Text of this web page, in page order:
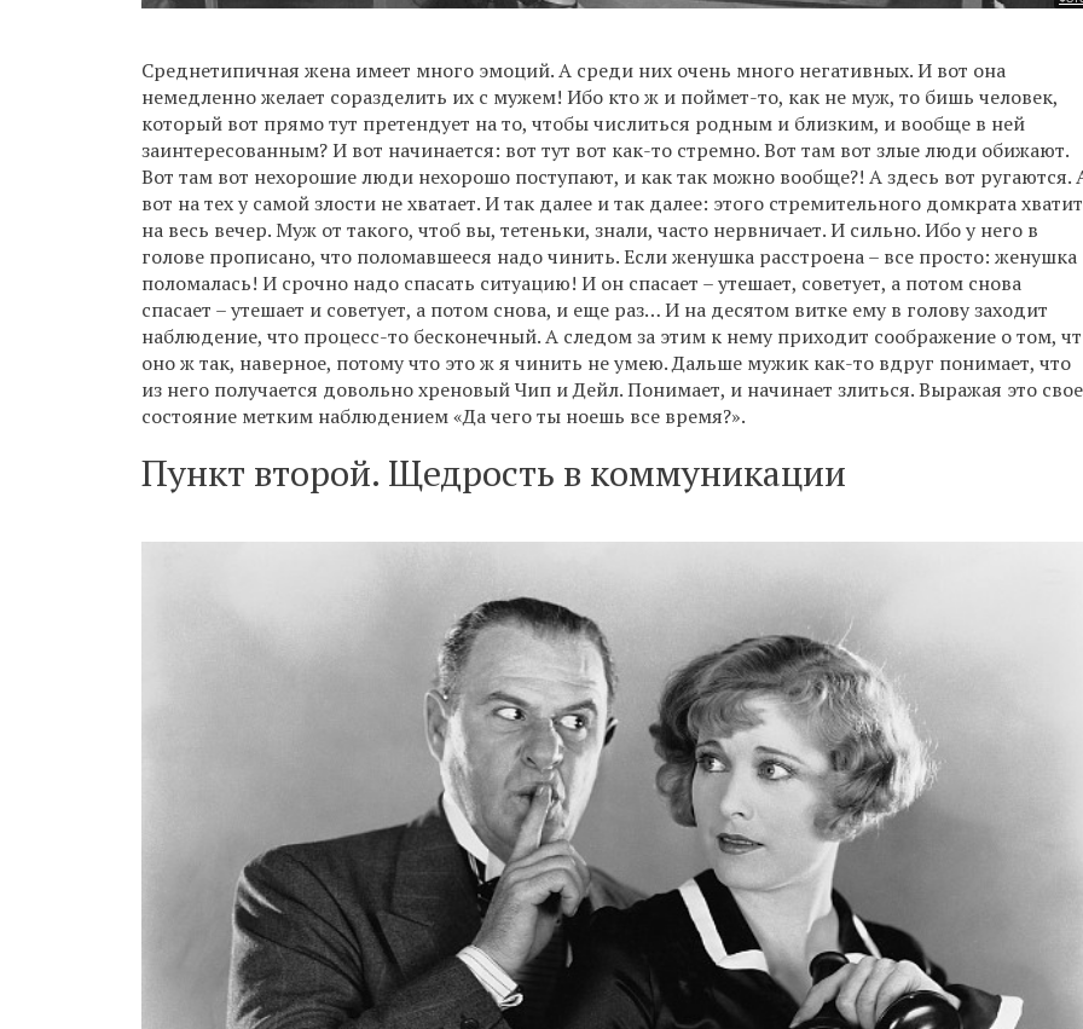
Среднетипичная жена имеет много эмоций. А среди них очень много негативных. И вот она
немедленно желает соразделить их с мужем! Ибо кто ж и поймет-то, как не муж, то бишь человек,
который вот прямо тут претендует на то, чтобы числиться родным и близким, и вообще в ней
заинтересованным? И вот начинается: вот тут вот как-то стремно. Вот там вот злые люди обижают.
Вот там вот нехорошие люди нехорошо поступают, и как так можно вообще?! А здесь вот ругаются.
вот на тех у самой злости не хватает. И так далее и так далее: этого стремительного домкрата хватит
на весь вечер. Муж от такого, чтоб вы, тетеньки, знали, часто нервничает. И сильно. Ибо у него в
голове прописано, что поломавшееся надо чинить. Если женушка расстроена – все просто: женушка
поломалась! И срочно надо спасать ситуацию! И он спасает – утешает, советует, а потом снова
спасает – утешает и советует, а потом снова, и еще раз… И на десятом витке ему в голову заходит
наблюдение, что процесс-то бесконечный. А следом за этим к нему приходит соображение о том,
оно ж так, наверное, потому что это ж я чинить не умею. Дальше мужик как-то вдруг понимает, что
из него получается довольно хреновый Чип и Дейл. Понимает, и начинает злиться. Выражая это свое
состояние метким наблюдением «Да чего ты ноешь все время?».
Пункт второй. Щедрость в коммуникации